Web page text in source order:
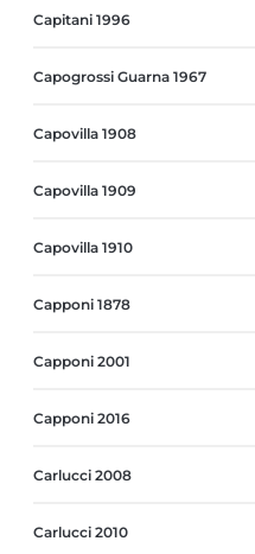
Capitani 1996
Capogrossi Guarna 1967
Capovilla 1908
Capovilla 1909
Capovilla 1910
Capponi 1878
Capponi 2001
Capponi 2016
Carlucci 2008
Carlucci 2010